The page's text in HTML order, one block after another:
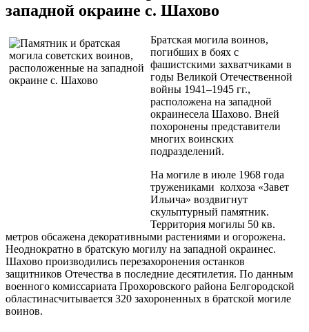
западной окраине с. Шахово
Братская могила воинов,
погибших в боях с
фашистскими захватчиками в
годы Великой Отечественной
войны 1941–1945 гг.,
расположена на западной
окраинесела Шахово. Вней
похоронены представители
многих воинских
подразделений.
На могиле в июле 1968 года
тружениками колхоза «Завет
Ильича» воздвигнут
скульптурный памятник.
Территория могилы 50 кв.
метров обсажена декоративными растениями и огорожена.
Неоднократно в братскую могилу на западной окраинес.
Шахово производились перезахоронения останков
защитников Отечества в последние десятилетия. По данным
военного комиссариата Прохоровского района Белгородской
областинасчитывается 320 захороненных в братской могиле
воинов.